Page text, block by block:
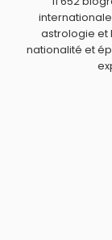
astrologie et
nationalité et